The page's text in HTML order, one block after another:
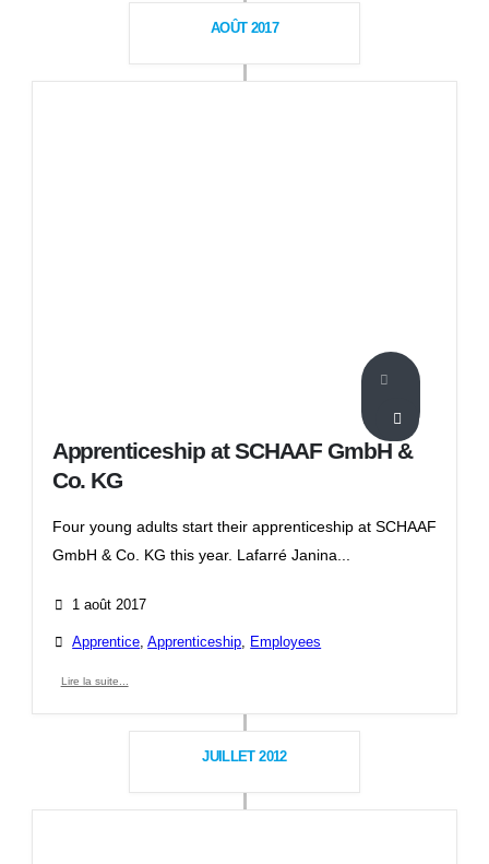
AOÛT 2017
Apprenticeship at SCHAAF GmbH &
Co. KG
Four young adults start their apprenticeship at SCHAAF
GmbH & Co. KG this year. Lafarré Janina...
1 août 2017
Apprentice ,Apprenticeship Employees
Lire la suite...
JUILLET 2012